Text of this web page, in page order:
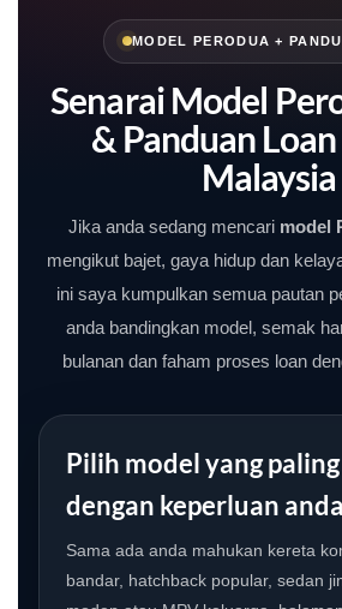
MODEL PERODUA +
Senarai Model
& Panduan
Malaysia
Jika anda sedang mencari model
mengikut bajet, gaya hidup dan
ini saya kumpulkan semua pautan
anda bandingkan model, semak
bulanan dan faham proses loan
Pilih model yang
dengan keperluan anda
Sama ada anda mahukan kereta
bandar, hatchback popular, sedan